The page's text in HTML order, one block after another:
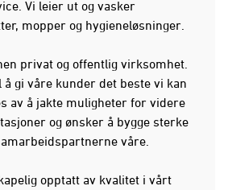
Vi leier ut og vasker
mopper og hygieneløsninger.
privat og offentlig virksomhet.
gi våre kunder det beste vi kan
av å jakte muligheter for videre
og ønsker å bygge sterke
våre.
opptatt av kvalitet i vårt